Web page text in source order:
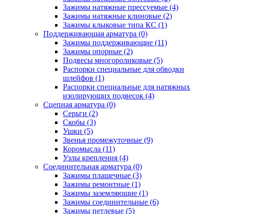
Зажимы натяжные прессуемые (4)
Зажимы натяжные клиновые (2)
Зажимы клыковые типа КС (1)
Поддерживающая арматура (0)
Зажимы поддерживающие (11)
Зажимы опорные (2)
Подвесы многороликовые (5)
Распорки специальные для обводки
шлейфов (1)
Распорки специальные для натяжных
изолирующих подвесок (4)
Сцепная арматура (0)
Серьги (2)
Скобы (3)
Ушки (5)
Звенья промежуточные (9)
Коромысла (11)
Узлы крепления (4)
Соединительная арматура (0)
Зажимы плашечные (3)
Зажимы ремонтные (1)
Зажимы заземляющие (1)
Зажимы соединительные (6)
Зажимы петлевые (5)